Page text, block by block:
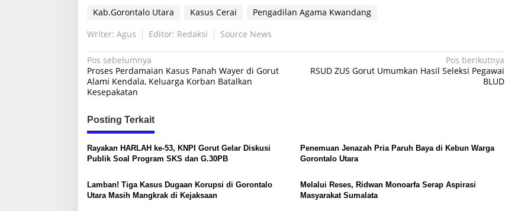
a
a
l
a
r
n
g
U
s
Kab.Gorontalo Utara Kasus Cerai
Pengadilan Agama Kwandang
Writer: Agus
Editor: Redaksi Source News
N
a
v
i
g
a
s
i
p
Pos sebelumnya
Proses Perdamaian Kasus Panah Wayer di Gorut
Alami Kendala, Keluarga Korban Batalkan
Kesepakatan
Pos berikutnya
RSUD ZUS Gorut Umumkan Hasil Seleksi Pegawai
BLUD
Posting Terkait
Rayakan HARLAH ke-53, KNPI Gorut Gelar Diskusi
Publik Soal Program SKS dan G.30PB
Penemuan Jenazah Pria Paruh Baya di Kebun Warga
Gorontalo Utara
Lamban! Tiga Kasus Dugaan Korupsi di Gorontalo
Utara Masih Mangkrak di Kejaksaan
Melalui Reses, Ridwan Monoarfa Serap Aspirasi
Masyarakat Sumalata